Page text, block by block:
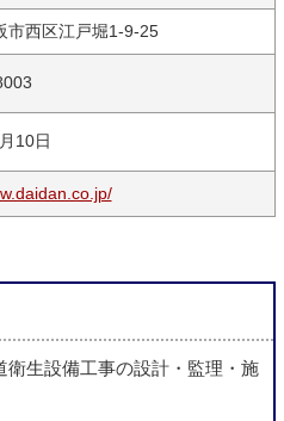
市西区江戸堀1-9-25
10日
衛生設備工事の設計・監理・施